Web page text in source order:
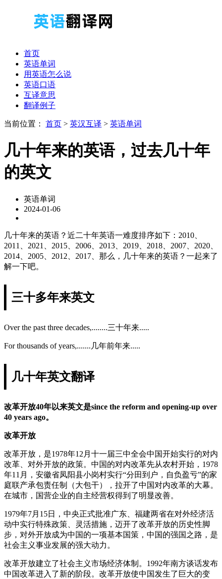
首页
英语单词
用英语怎么说
英语口语
互译意思
翻译例子
当前位置： 首页 > 英汉互译 > 英语单词
几十年来的英语，过去几十年
的英文
英语单词
2024-01-06
几十年来的英语？近二十年英语一难度排序如下：2010、
2011、2021、2015、2006、2013、2019、2018、2007、2020、
2014、2005、2012、2017、那么，几十年来的英语？一起来了
解一下吧。
三十多年来英文
Over the past three decades,........三十年来.....
For thousands of years,.......几年前年来.....
几十年英文翻译
改革开放40年以来英文是since the reform and opening-up over
40 years ago。
改革开放
改革开放，是1978年12月十一届三中全会中国开始实行的对内
改革、对外开放的政策。中国的对内改革先从农村开始，1978
年11月，安徽省凤阳县小岗村实行“分田到户，自负盈亏”的家
庭联产承包责任制（大包干），拉开了中国对内改革的大幕。
在城市，国营企业的自主经营权得到了明显改善。
1979年7月15日，中央正式批准广东、福建两省在对外经济活
动中实行特殊政策、灵活措施，迈开了改革开放的历史性脚
步，对外开放成为中国的一项基本国策，中国的强国之路，是
社会主义事业发展的强大动力。
改革开放建立了社会主义市场经济体制。1992年南方谈话发布
中国改革进入了新的阶段。改革开放使中国发生了巨大的变